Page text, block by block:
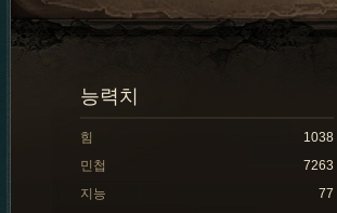
능력치
힘
1038
민첩
7263
지능
77